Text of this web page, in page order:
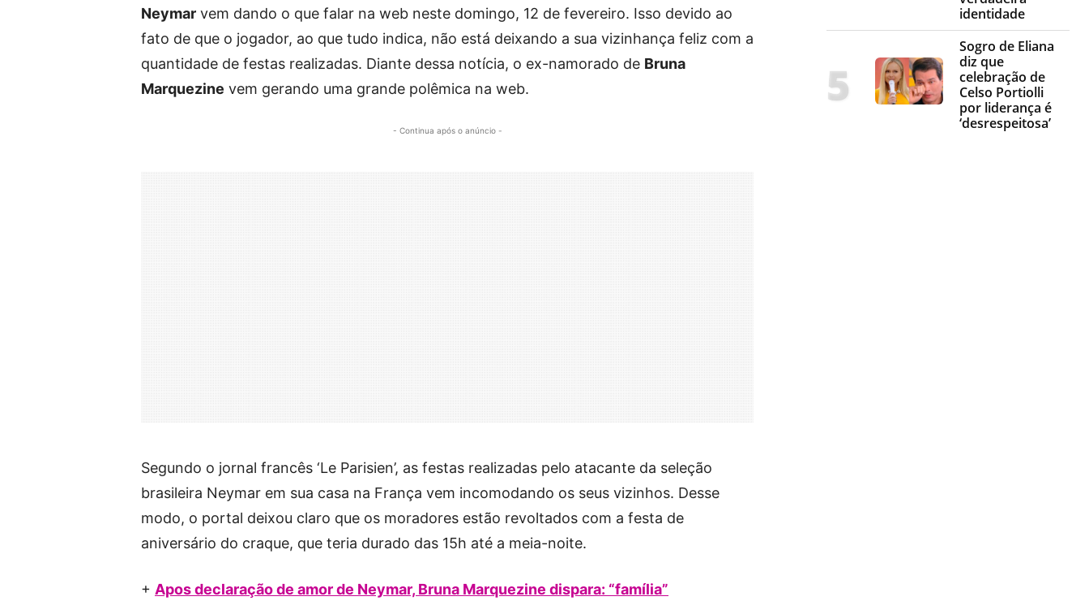
Neymar vem dando o que falar na web neste domingo, 12 de fevereiro. Isso devido ao
fato de que o jogador, ao que tudo indica, não está deixando a sua vizinhança feliz com a
quantidade de festas realizadas. Diante dessa notícia, o ex-namorado de Bruna
Marquezine vem gerando uma grande polêmica na web.
- Continua após o anúncio -
Segundo o jornal francês ‘Le Parisien’, as festas realizadas pelo atacante da seleção
brasileira Neymar em sua casa na França vem incomodando os seus vizinhos. Desse
modo, o portal deixou claro que os moradores estão revoltados com a festa de
aniversário do craque, que teria durado das 15h até a meia-noite.
+ Apos declaração de amor de Neymar, Bruna Marquezine dispara: “família”
identidade
Sogro de Eliana
diz que
celebração de
Celso Portiolli
por liderança é
‘desrespeitosa’